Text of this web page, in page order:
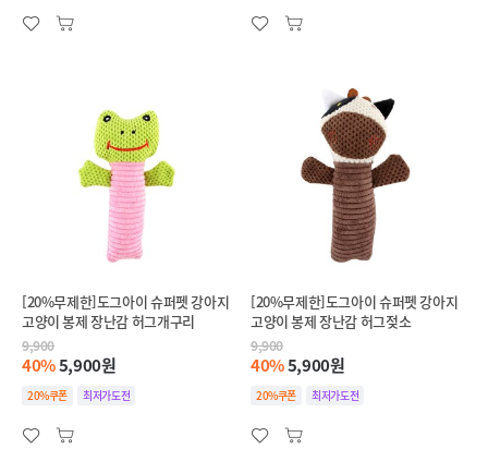
[20%무제한]도그아이 슈퍼펫 강아지
고양이 봉제 장난감 허그개구리
9,900
40%5,900원
20%쿠폰 최저가도전
[20%무제한]도그아이 슈퍼펫 강아지
고양이 봉제 장난감 허그젖소
9,900
40%5,900원
20%쿠폰 최저가도전